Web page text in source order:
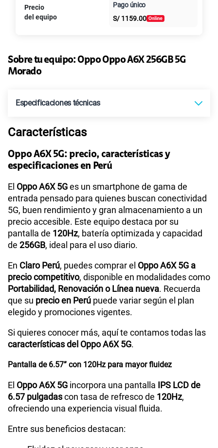
Paga solo
125GBen alta velocidad
S/79.90 S/
50% dto. x 6 meses
Paga solo
S/ 95.90 S/47.95
Al contado Cuotas Claro
intereses
Precio
del equipo
Pago único
S/ 1159.00
Sobre tu equipo:OppoOppo A6X 256GB 5G
Morado
Especificaciones técnicas
Tecnología de Pantalla
Procesador MediaTek MT6835T
Tamaño de Pantalla
WiFI Yes,802.11 b/g/n/a/ac
Bluetooth
Cámara de fotos Principal 50MP+2MP
Características
Oppo A6X 5G: precio, características y
especificaciones en Perú
El Oppo A6X 5Ges un smartphone de gama de
entrada pensado para quienes buscan conectividad
5G, buen rendimiento y gran almacenamiento a un
precio accesible. Este equipo destaca por su
pantalla de 120Hz, batería optimizada y capacidad
de 256GB, ideal para el uso diario.
En Claro Perú, puedes comprar el Oppo A6X 5G a
precio competitivo, disponible en modalidades como
Portabilidad, Renovación o Línea nueva. Recuerda
que su precio en Perú puede variar según el plan
elegido y promociones vigentes.
Si quieres conocer más, aquí te contamos todas las
características del Oppo A6X 5G.
Pantalla de 6.57” con 120Hz para mayor fluidez
El Oppo A6X 5G incorpora una pantalla IPS LCD de
6.57 pulgadascon tasa de refresco de 120Hz,
ofreciendo una experiencia visual fluida.
Entre sus beneficios destacan: